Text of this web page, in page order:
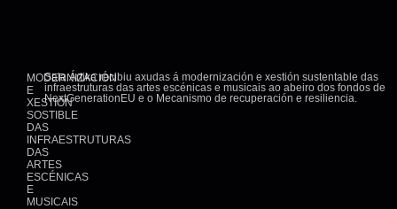
MODERNIZACIÓN
E
XESTIÓN
SOSTIBLE
DAS
INFRAESTRUTURAS
DAS
ARTES
ESCÉNICAS
E
MUSICAIS
Sala Ártika recibiu axudas á modernización e xestión sustentable das
infraestruturas das artes escénicas e musicais ao abeiro dos fondos de
NextGenerationEU e o Mecanismo de recuperación e resiliencia.